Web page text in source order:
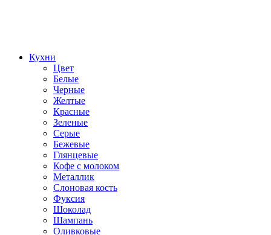
Кухни
Цвет
Белые
Черные
Желтые
Красные
Зеленые
Серые
Бежевые
Глянцевые
Кофе с молоком
Металлик
Слоновая кость
Фуксия
Шоколад
Шампань
Оливковые